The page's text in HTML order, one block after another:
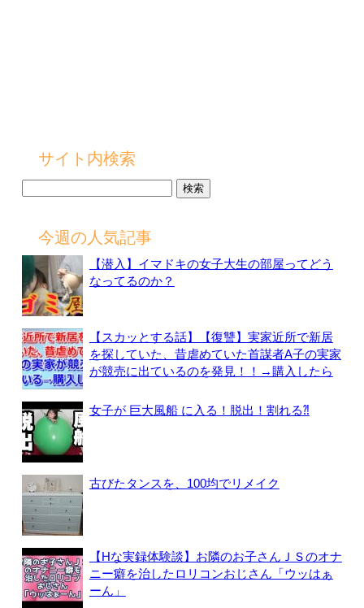
サイト内検索
今週の人気記事
【潜入】イマドキの女子大生の部屋ってどう
なってるのか？
【スカッとする話】【復讐】実家近所で新居
を探していた、昔虐めていた首謀者A子の実家
が競売に出ているのを発見！！→購入したら
女子が 巨大風船 に入る！脱出！割れる⁈
古びたタンスを、100均でリメイク
【Hな実録体験談】お隣のお子さんＪＳのオナ
ニー癖を治したロリコンおじさん「ウッはぁ
ーん」